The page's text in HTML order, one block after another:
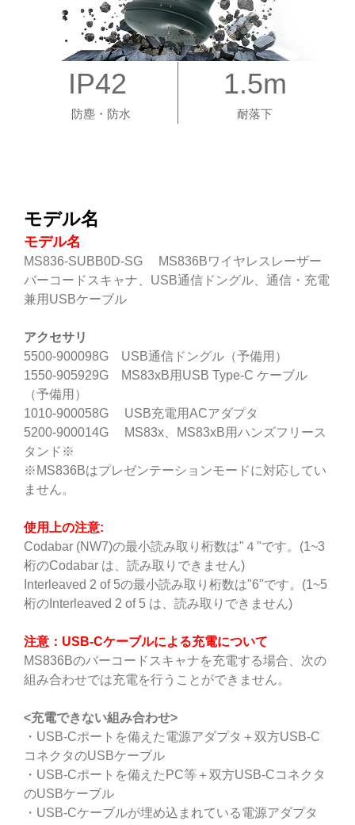
IP42
防塵・防水
1.5m
耐落下
モデル名
モデル名
MS836-SUBB0D-SG MS836Bワイヤレスレーザー
バーコードスキャナ、USB通信ドングル、通信・充電
兼用USBケーブル
アクセサリ
5500-900098G USB通信ドングル（予備用）
1550-905929G MS83xB用USB Type-C ケーブル
（予備用）
1010-900058G USB充電用ACアダプタ
5200-900014G MS83x、MS83xB用ハンズフリース
タンド※
※MS836Bはプレゼンテーションモードに対応してい
ません。
使用上の注意:
Codabar (NW7)の最小読み取り桁数は"４"です。(1~3
桁のCodabar は、読み取りできません)
Interleaved 2 of 5の最小読み取り桁数は"6"です。(1~5
桁のInterleaved 2 of 5 は、読み取りできません)
注意：USB-Cケーブルによる充電について
MS836Bのバーコードスキャナを充電する場合、次の
組み合わせでは充電を行うことができません。
<充電できない組み合わせ>
・USB-Cポートを備えた電源アダプタ＋双方USB-C
コネクタのUSBケーブル
・USB-Cポートを備えたPC等＋双方USB-Cコネクタ
のUSBケーブル
・USB-Cケーブルが埋め込まれている電源アダプタ